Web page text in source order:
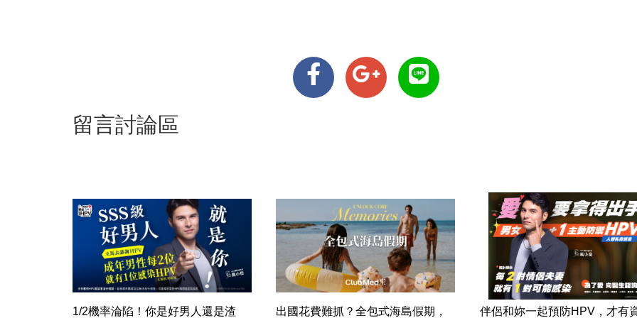
留言討論區
1/2機率淪陷！你是好男人還是渣 出國花費難抓？全包式海島假期， 伴侶和妳一起預防HPV，才有